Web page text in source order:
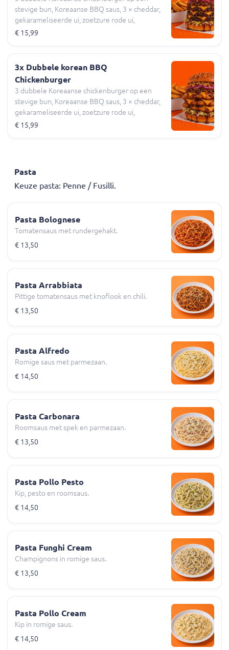
stevige bun, Koreaanse BBQ saus, 3 × cheddar,
gekarameliseerde ui, zoetzure rode ui,
krokante uitjes, sesamzaadjes,napa-kool, En
€ 15,99
3x Dubbele korean BBQ
Chickenburger
3 dubbele Koreaanse chickenburger op een
stevige bun, Koreaanse BBQ saus, 3 × cheddar,
gekarameliseerde ui, zoetzure rode ui,
krokante uitjes, sesamzaadjes,napa-kool, en
€ 15,99
Pasta
Keuze pasta: Penne / Fusilli.
Pasta Bolognese
Tomatensaus met rundergehakt.
€ 13,50
Pasta Arrabbiata
Pittige tomatensaus met knoflook en chili.
€ 13,50
Pasta Alfredo
Romige saus met parmezaan.
€ 14,50
Pasta Carbonara
Roomsaus met spek en parmezaan.
€ 13,50
Pasta Pollo Pesto
Kip, pesto en roomsaus.
€ 14,50
Pasta Funghi Cream
Champignons in romige saus.
€ 13,50
Pasta Pollo Cream
Kip in romige saus.
€ 14,50